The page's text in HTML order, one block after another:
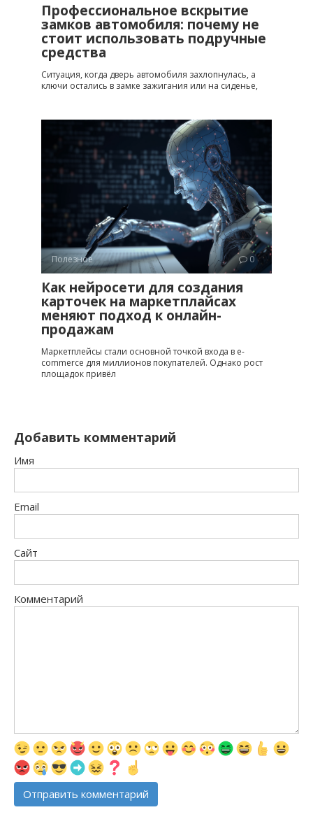
Профессиональное вскрытие
замков автомобиля: почему не
стоит использовать подручные
средства
Ситуация, когда дверь автомобиля захлопнулась, а
ключи остались в замке зажигания или на сиденье,
Полезное 0
Как нейросети для создания
карточек на маркетплайсах
меняют подход к онлайн-
продажам
Маркетплейсы стали основной точкой входа в e-
commerce для миллионов покупателей. Однако рост
площадок привёл
Добавить комментарий
Имя
Email
Сайт
Комментарий